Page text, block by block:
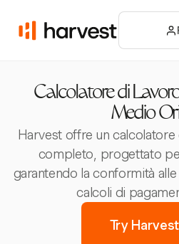
Calcolatore di
Medio
Harvest offre un
completo, progettato
garantendo la conformità
calcoli di
Try